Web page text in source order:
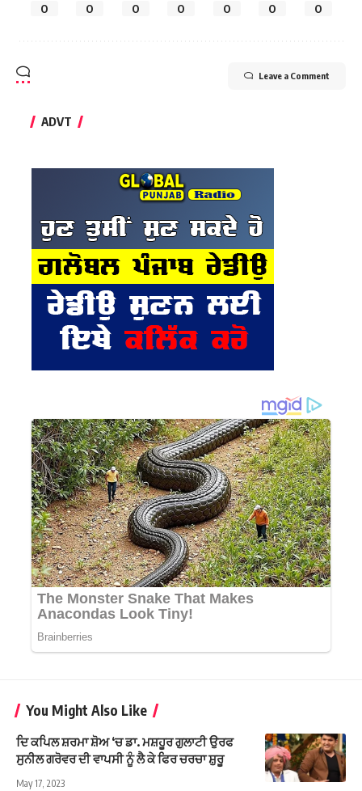
0 0 0 0 0 0 0
Leave a Comment
ADVT
You Might Also Like
ਦਿ ਕਪਿਲ ਸ਼ਰਮਾ ਸ਼ੋਅ ‘ਚ ਡਾ. ਮਸ਼ਹੂਰ ਗੁਲਾਟੀ ਉਰਫ
ਸੁਨੀਲ ਗਰੋਵਰ ਦੀ ਵਾਪਸੀ ਨੂੰ ਲੈ ਕੇ ਫਿਰ ਚਰਚਾ ਸ਼ੁਰੂ
May 17, 2023